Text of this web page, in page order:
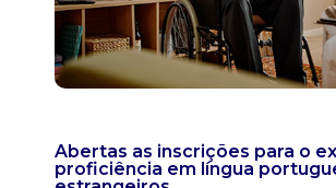
Abertas as inscrições para o
proficiência em língua